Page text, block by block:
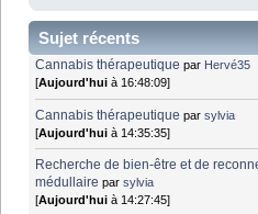
Sujet récents
Cannabis thérapeutique par Hervé35
[Aujourd'hui à 16:48:09]
Cannabis thérapeutique parsylvia
[Aujourd'hui à 14:35:35]
Recherche de bien-être et de
médullaire parsylvia
[Aujourd'hui à 14:27:45]